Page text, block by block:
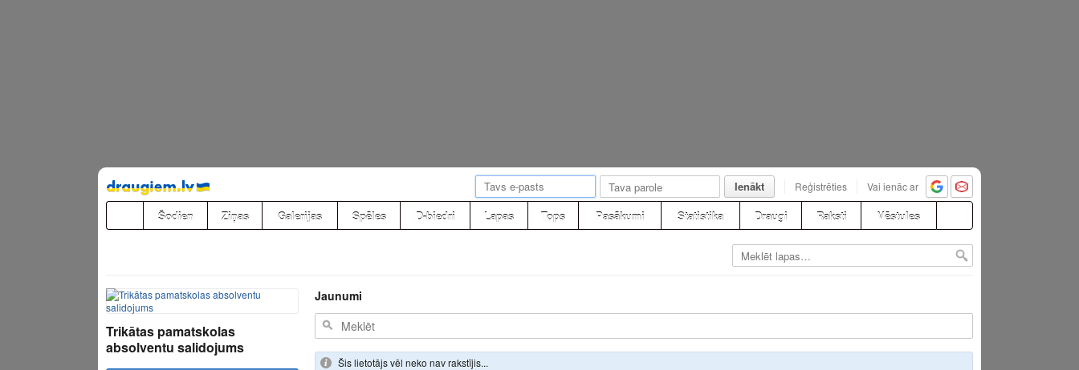
Pāriet
uz
saturu
Ienākt Reģistrēties Vai ienāc ar
Šodien Ziņas Galerijas Spēles D-biedri Lapas Tops Pasākumi Statistika Draugi Raksti Vēstules
Trikātas pamatskolas
absolventu salidojums
Jaunumi
Šis lietotājs vēl neko nav rakstījis...